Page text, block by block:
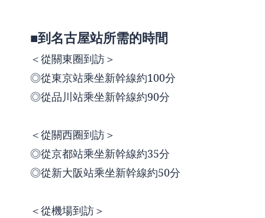
■到名古屋站所需的時間
＜從關東圈到訪＞
◎從東京站乘坐新幹線約100分
◎從品川站乘坐新幹線約90分
＜從關西圈到訪＞
◎從京都站乘坐新幹線約35分
◎從新大阪站乘坐新幹線約50分
＜從機場到訪＞